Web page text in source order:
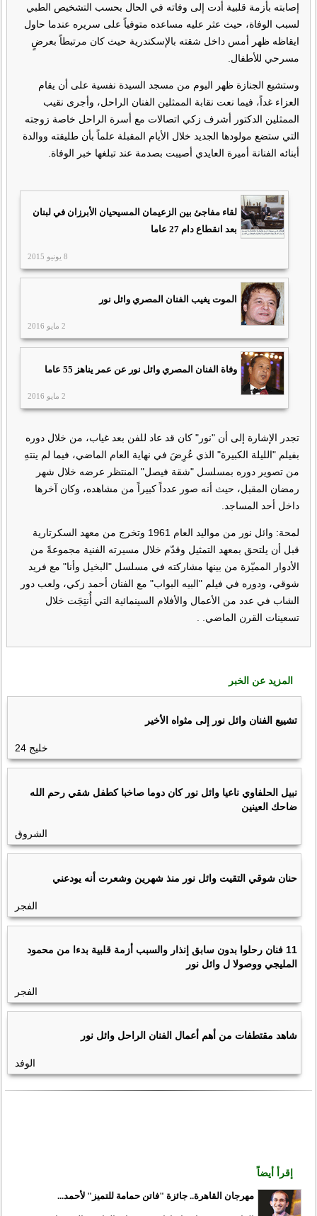
إصابته بأزمة قلبية أدت إلى وفاته في الحال بحسب التشخيص الطبي
لسبب الوفاة، حيث عثر عليه مساعده متوفياً على سريره عندما حاول
ايقاظه ظهر أمس داخل شقته بالإسكندرية حيث كان مرتبطاً بعرضٍ
مسرحي للأطفال.
وستشيع الجنازة ظهر اليوم من مسجد السيدة نفسية على أن يقام
العزاء غداً، فيما نعت نقابة الممثلين الفنان الراحل، وأجرى نقيب
الممثلين الدكتور أشرف زكي اتصالات مع أسرة الراحل خاصة زوجته
التي ستضع مولودها الجديد خلال الأيام المقبلة علماً بأن طليقته ووالدة
أبنائه الفنانة أميرة العايدي أصيبت بصدمة عند تبلغها خبر الوفاة.
لقاء مفاجئ بين الزعيمان المسيحيان الأبرزان في لبنان
بعد انقطاع دام 27 عاما
8 يونيو 2015
الموت يغيب الفنان المصري وائل نور
2 مايو 2016
وفاة الفنان المصري وائل نور عن عمر يناهز 55 عاما
2 مايو 2016
تجدر الإشارة إلى أن "نور" كان قد عاد للفن بعد غياب، من خلال دوره
بفيلم "الليلة الكبيرة" الذي عُرِضَ في نهاية العام الماضي، فيما لم ينتهِ
من تصوير دوره بمسلسل "شقة فيصل" المنتظر عرضه خلال شهر
رمضان المقبل، حيث أنه صور عدداً كبيراً من مشاهده، وكان آخرها
داخل أحد المساجد.
لمحة: وائل نور من مواليد العام 1961 وتخرج من معهد السكرتارية
قبل أن يلتحق بمعهد التمثيل وقدّم خلال مسيرته الفنية مجموعةً من
الأدوار المميّزة من بينها مشاركته في مسلسل "البخيل وأنا" مع فريد
شوقي، ودوره في فيلم "البيه البواب" مع الفنان أحمد زكي، ولعب دور
الشاب في عدد من الأعمال والأفلام السينمائية التي أُنتِجَت خلال
تسعينات القرن الماضي. .
المزيد عن الخبر
تشييع الفنان وائل نور إلى مثواه الأخير
خليج 24
نبيل الحلفاوي ناعيا وائل نور كان دوما صاخبا كطفل شقي رحم الله
ضاحك العينين
الشروق
حنان شوقي التقيت وائل نور منذ شهرين وشعرت أنه يودعني
الفجر
11 فنان رحلوا بدون سابق إنذار والسبب أزمة قلبية بدءا من محمود
المليجي ووصولا ل وائل نور
الفجر
شاهد مقتطفات من أهم أعمال الفنان الراحل وائل نور
الوفد
إقرأ أيضاً
مهرجان القاهرة.. جائزة "فاتن حمامة للتميز" لأحمد...